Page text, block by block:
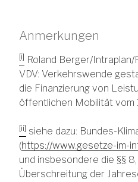
Anmerkungen
[i] Roland Berger/
VDV: Verkehrswende
die Finanzierung von
öffentlichen Mobilität vom
[ii] siehe dazu: Bundes-
(https://www.gesetze-im-
und insbesondere die §§
Überschreitung der